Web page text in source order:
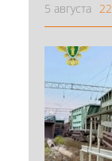
5 августа